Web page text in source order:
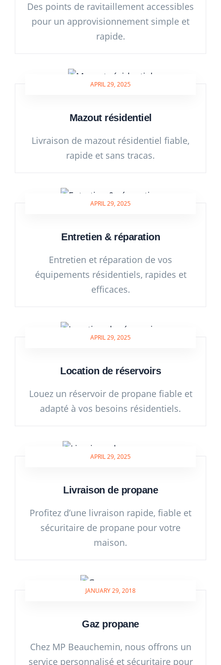
Des points de ravitaillement accessibles
pour un approvisionnement simple et
rapide.
APRIL 29, 2025
Mazout résidentiel
Livraison de mazout résidentiel fiable,
rapide et sans tracas.
APRIL 29, 2025
Entretien & réparation
Entretien et réparation de vos
équipements résidentiels, rapides et
efficaces.
APRIL 29, 2025
Location de réservoirs
Louez un réservoir de propane fiable et
adapté à vos besoins résidentiels.
APRIL 29, 2025
Livraison de propane
Profitez d’une livraison rapide, fiable et
sécuritaire de propane pour votre
maison.
JANUARY 29, 2018
Gaz propane
Chez MP Beauchemin, nous offrons un
service personnalisé et sécuritaire pour